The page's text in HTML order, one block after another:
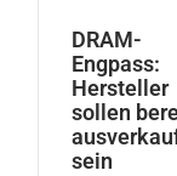
DRAM-
Engpass:
Hersteller
sollen
sein